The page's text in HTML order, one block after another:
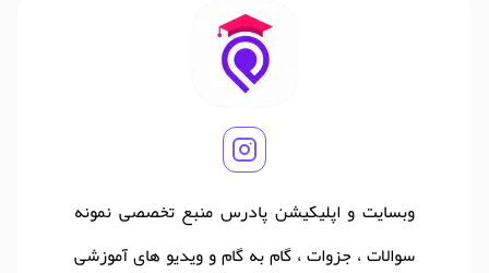
وبسایت و اپلیکیشن پادرس منبع تخصصی نمونه
سوالات ، جزوات ، گام به گام و ویدیو های آموزشی